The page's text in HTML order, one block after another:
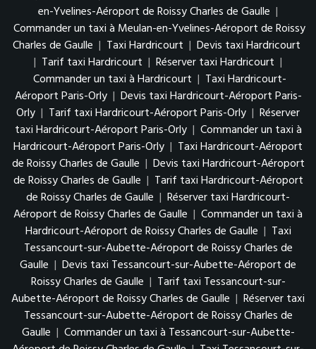
en-Yvelines-Aéroport de Roissy Charles de Gaulle |
Commander un taxi à Meulan-en-Yvelines-Aéroport de Roissy
Charles de Gaulle | Taxi Hardricourt | Devis taxi Hardricourt
| Tarif taxi Hardricourt | Réserver taxi Hardricourt |
Commander un taxi à Hardricourt | Taxi Hardricourt-
Aéroport Paris-Orly | Devis taxi Hardricourt-Aéroport Paris-
Orly | Tarif taxi Hardricourt-Aéroport Paris-Orly | Réserver
taxi Hardricourt-Aéroport Paris-Orly | Commander un taxi à
Hardricourt-Aéroport Paris-Orly | Taxi Hardricourt-Aéroport
de Roissy Charles de Gaulle | Devis taxi Hardricourt-Aéroport
de Roissy Charles de Gaulle | Tarif taxi Hardricourt-Aéroport
de Roissy Charles de Gaulle | Réserver taxi Hardricourt-
Aéroport de Roissy Charles de Gaulle | Commander un taxi à
Hardricourt-Aéroport de Roissy Charles de Gaulle | Taxi
Tessancourt-sur-Aubette-Aéroport de Roissy Charles de
Gaulle | Devis taxi Tessancourt-sur-Aubette-Aéroport de
Roissy Charles de Gaulle | Tarif taxi Tessancourt-sur-
Aubette-Aéroport de Roissy Charles de Gaulle | Réserver taxi
Tessancourt-sur-Aubette-Aéroport de Roissy Charles de
Gaulle | Commander un taxi à Tessancourt-sur-Aubette-